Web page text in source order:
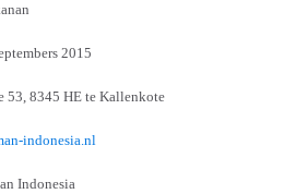
2015
53, 8345 HE te Kallenkote
indonesia.nl
Indonesia